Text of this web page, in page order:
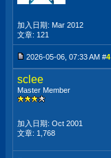
加入日期: Mar 2012
文章: 121
2026-05-06, 07:33 AM #4
sclee
Master Member
加入日期: Oct 2001
文章: 1,768